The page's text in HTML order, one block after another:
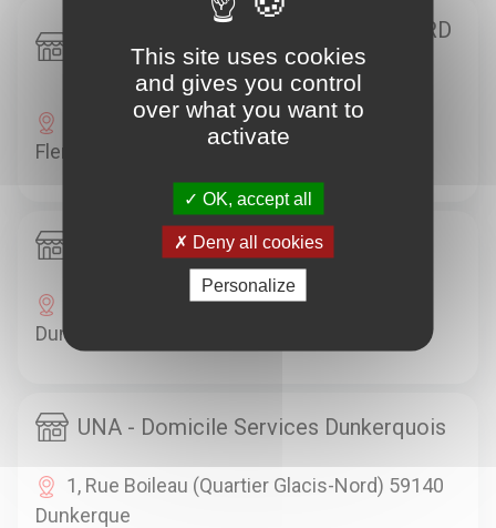
UNA - MUTUALITE FRANCAISE NORD
- SSIAD
ZONE DU PAEC DES PRES LORIBES 59128
Flers-En-Escrebieux
UNA - CCAS
10 & 14 Rue De La Maurienne 59140
Dunkerque
UNA - Domicile Services Dunkerquois
1, Rue Boileau (Quartier Glacis-Nord) 59140
Dunkerque
This site uses cookies
and gives you control
over what you want to
activate
OK, accept all
Deny all cookies
Personalize